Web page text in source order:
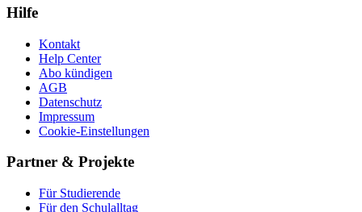
Hilfe
Kontakt
Help Center
Abo kündigen
AGB
Datenschutz
Impressum
Cookie-Einstellungen
Partner & Projekte
Für Stu­die­rende
Für den Schulalltag